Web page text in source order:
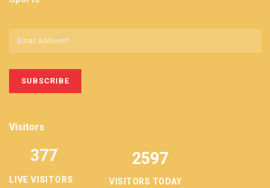
Visitors
LIVE VISITORS
377 2597
VISITORS TODAY